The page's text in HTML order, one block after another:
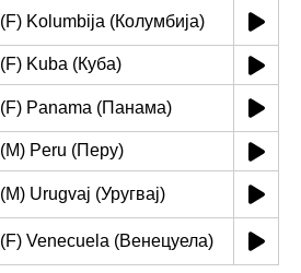
(F) Kolumbija (Колумбија)
(F) Kuba (Куба)
(F) Panama (Панама)
(M) Peru (Перу)
(M) Urugvaj (Уругвај)
(F) Venecuela (Венецуела)